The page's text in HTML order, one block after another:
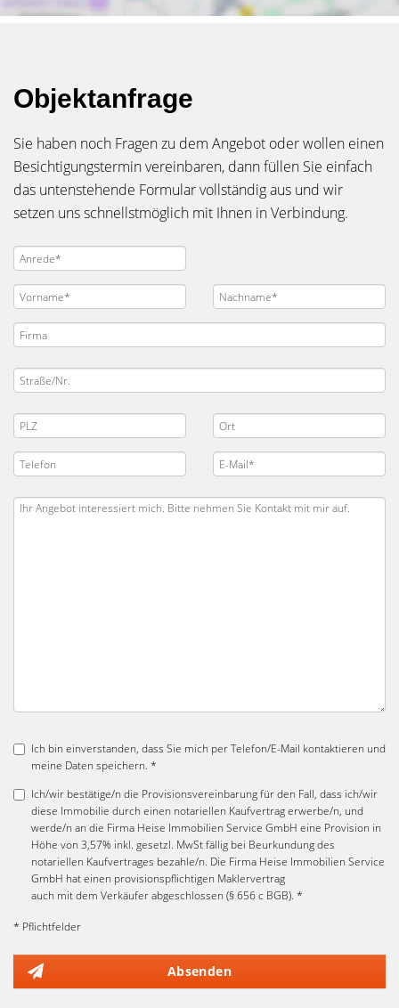
Objektanfrage
Sie haben noch Fragen zu dem Angebot oder wollen einen
Besichtigungstermin vereinbaren, dann füllen Sie einfach
das untenstehende Formular vollständig aus und wir
setzen uns schnellstmöglich mit Ihnen in Verbindung.
Ich bin einverstanden, dass Sie mich per Telefon/E-Mail kontaktieren und
meine Daten speichern. *
Ich/wir bestätige/n die Provisionsvereinbarung für den Fall, dass ich/wir
diese Immobilie durch einen notariellen Kaufvertrag erwerbe/n, und
werde/n an die Firma Heise Immobilien Service GmbH eine Provision in
Höhe von 3,57% inkl. gesetzl. MwSt fällig bei Beurkundung des
notariellen Kaufvertrages bezahle/n. Die Firma Heise Immobilien Service
GmbH hat einen provisionspflichtigen Maklervertrag
auch mit dem Verkäufer abgeschlossen (§ 656 c BGB). *
* Pflichtfelder
Absenden